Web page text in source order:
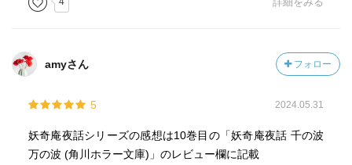
しかもその上でさらに、青目の苦悩、警視庁妖人対策本部
この先このモヤモヤは、どうやってなくなっていくのでし
ょうか…
マメへの嫉妬、青目の嫉妬、脇坂の嫉妬…
個々の「嫉妬」が生み出す、暴力性の部分をしっかりとえ
がいた本作。
amyさん フォロー
5 2024.05.31
妖奇庵夜話シリーズの感想は10巻目の「妖奇庵夜話 千の波
万の波 (角川ホラー文庫)」のレビュー欄に記載